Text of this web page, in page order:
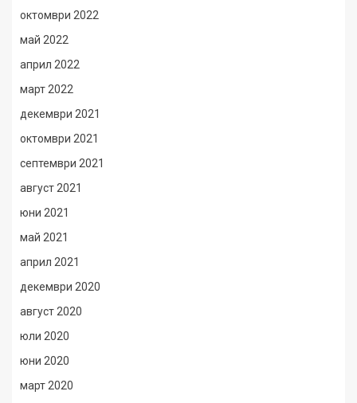
октомври 2022
май 2022
април 2022
март 2022
декември 2021
октомври 2021
септември 2021
август 2021
юни 2021
май 2021
април 2021
декември 2020
август 2020
юли 2020
юни 2020
март 2020